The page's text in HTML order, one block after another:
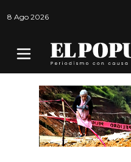
8 Ago 2026